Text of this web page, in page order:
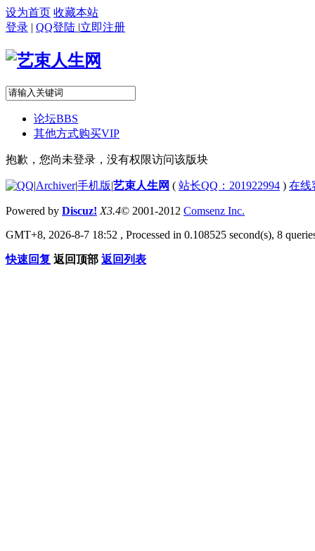
设为首页 收藏本站
登录 | QQ登陆 |立即注册
论坛BBS
其他方式购买VIP
抱歉，您尚未登录，没有权限访问该版块
|Archiver|手机版|艺束人生网 ( 站长QQ：201922994 ) 在线
Powered by Discuz! X3.4© 2001-2012 Comsenz Inc.
GMT+8, 2026-8-7 18:52 , Processed in 0.108525 second(s), 8
快速回复 返回顶部 返回列表